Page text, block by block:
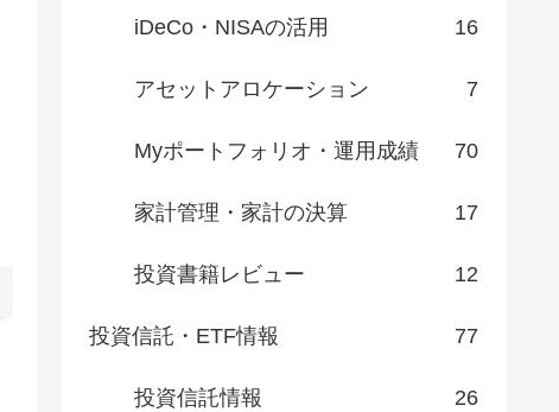
iDeCo・NISAの活用 16
アセットアロケーション 7
Myポートフォリオ・運用成績 70
家計管理・家計の決算 17
投資書籍レビュー 12
投資信託・ETF情報 77
投資信託情報 26